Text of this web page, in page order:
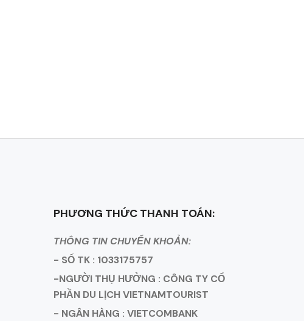
PHƯƠNG THỨC THANH TOÁN:
THÔNG TIN CHUYỂN KHOẢN:
- SỐ TK : 1033175757
-NGƯỜI THỤ HƯỞNG : CÔNG TY CỔ
PHẦN DU LỊCH VIETNAMTOURIST
- NGÂN HÀNG : VIETCOMBANK